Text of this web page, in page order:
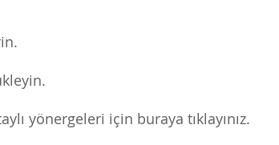
yönergeleri için buraya tıklayınız.